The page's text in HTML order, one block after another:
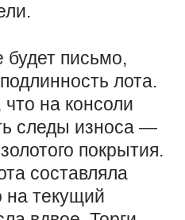
будет письмо,
лота.
на консоли
следы износа —
покрытия.
составляла
на текущий